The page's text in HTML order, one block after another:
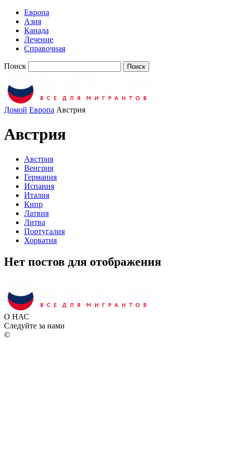
Европа
Азия
Канада
Лечение
Справочная
Поиск
Домой Европа Австрия
Австрия
Австрия
Венгрия
Германия
Испания
Италия
Кипр
Латвия
Литва
Португалия
Хорватия
Нет постов для отображения
О НАС
Следуйте за нами
©